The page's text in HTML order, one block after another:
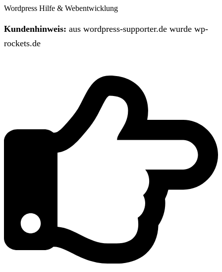
Wordpress Hilfe & Webentwicklung
Kundenhinweis: aus wordpress-supporter.de wurde wp-
rockets.de